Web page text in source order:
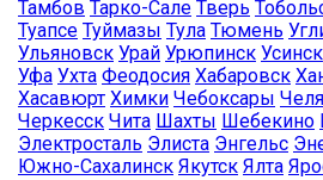
Тамбов Тарко-Сале Тверь
Туапсе Туймазы Тула Тюмень
Ульяновск Урай Урюпинск Усинск
Уфа Ухта Феодосия Хабаровск
Хасавюрт Химки Чебоксары
Черкесск Чита Шахты Шебекино
Электросталь Элиста Энгельс
Южно-Сахалинск Якутск Ялта